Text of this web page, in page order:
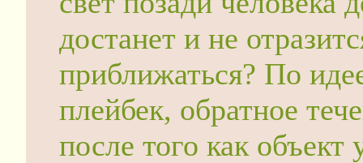
достанет и не
приближаться? По
плейбек, обратное
после того как